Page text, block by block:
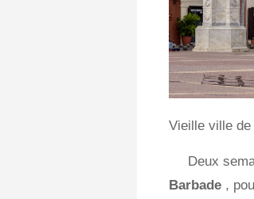
Vieille ville de
Deux
Barbade ,